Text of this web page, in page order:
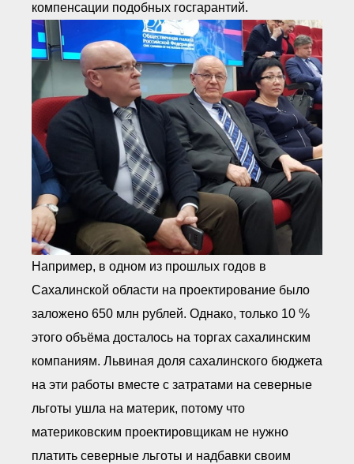
компенсации подобных госгарантий.
Например, в одном из прошлых годов в
Сахалинской области на проектирование было
заложено 650 млн рублей. Однако, только 10 %
этого объёма досталось на торгах сахалинским
компаниям. Львиная доля сахалинского бюджета
на эти работы вместе с затратами на северные
льготы ушла на материк, потому что
материковским проектировщикам не нужно
платить северные льготы и надбавки своим